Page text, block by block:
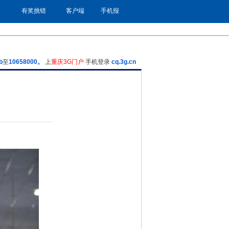
有奖挑错 客户端 手机报
至10658000。 上重庆3G门户 手机登录 cq.3g.cn